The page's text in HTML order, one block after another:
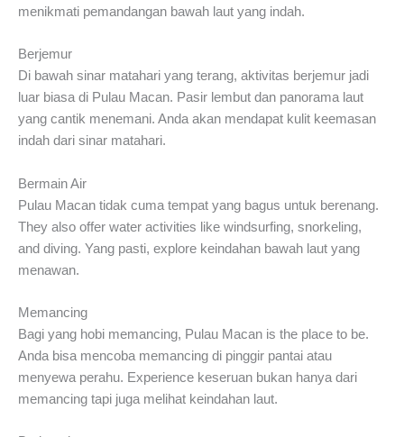
menikmati pemandangan bawah laut yang indah.
Berjemur
Di bawah sinar matahari yang terang, aktivitas berjemur jadi
luar biasa di Pulau Macan. Pasir lembut dan panorama laut
yang cantik menemani. Anda akan mendapat kulit keemasan
indah dari sinar matahari.
Bermain Air
Pulau Macan tidak cuma tempat yang bagus untuk berenang.
They also offer water activities like windsurfing, snorkeling,
and diving. Yang pasti, explore keindahan bawah laut yang
menawan.
Memancing
Bagi yang hobi memancing, Pulau Macan is the place to be.
Anda bisa mencoba memancing di pinggir pantai atau
menyewa perahu. Experience keseruan bukan hanya dari
memancing tapi juga melihat keindahan laut.